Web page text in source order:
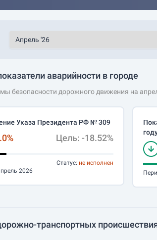
аварийности в городе
безопасности дорожного движения на
Указа Президента РФ № 309
Цель: -18.52%
2026
Статус: не исполнен
транспортных